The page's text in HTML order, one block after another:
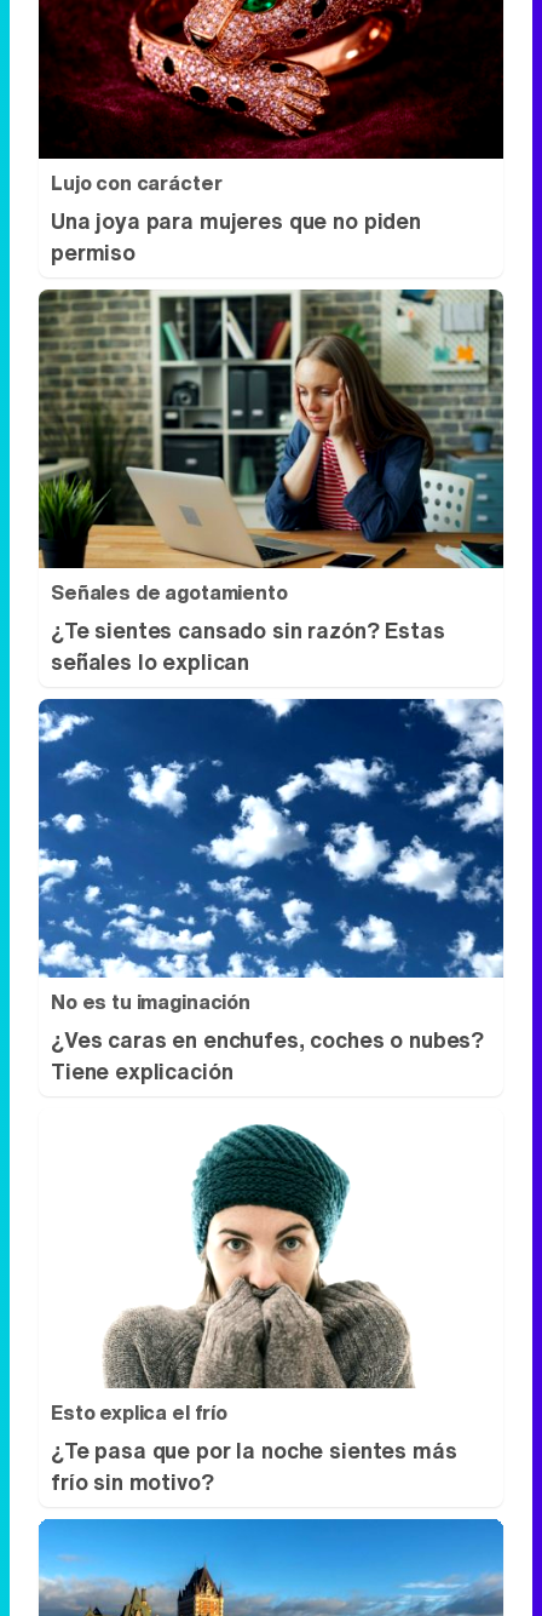
Lujo con carácter
Una joya para mujeres que no piden
permiso
Señales de agotamiento
¿Te sientes cansado sin razón? Estas
señales lo explican
No es tu imaginación
¿Ves caras en enchufes, coches o nubes?
Tiene explicación
Esto explica el frío
¿Te pasa que por la noche sientes más
frío sin motivo?